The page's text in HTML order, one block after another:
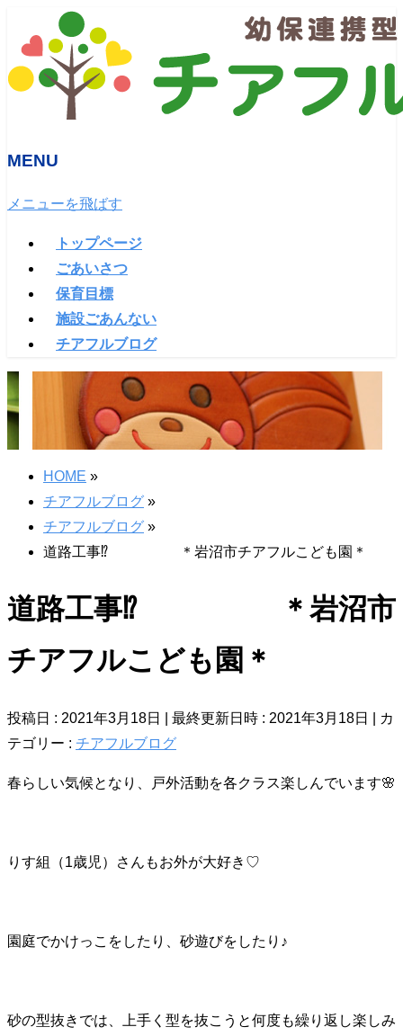
MENU
メニューを飛ばす
トップページ
ごあいさつ
保育目標
施設ごあんない
チアフルブログ
HOME »
チアフルブログ »
チアフルブログ »
道路工事⁉ ＊岩沼市チアフルこども園＊
道路工事⁉ ＊岩沼市
チアフルこども園＊
投稿日 : 2021年3月18日 最終更新日時 : 2021年3月18日
カ
テゴリー : チアフルブログ
春らしい気候となり、戸外活動を各クラス楽しんでいます🌸
りす組（1歳児）さんもお外が大好き♡
園庭でかけっこをしたり、砂遊びをしたり♪
砂の型抜きでは、上手く型を抜こうと何度も繰り返し楽しみ